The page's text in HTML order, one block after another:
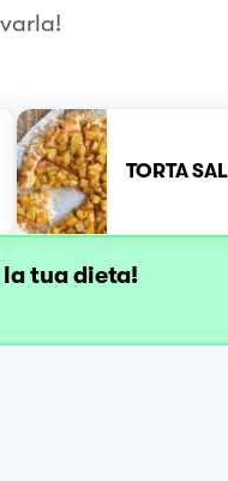
TORTA
tua dieta!